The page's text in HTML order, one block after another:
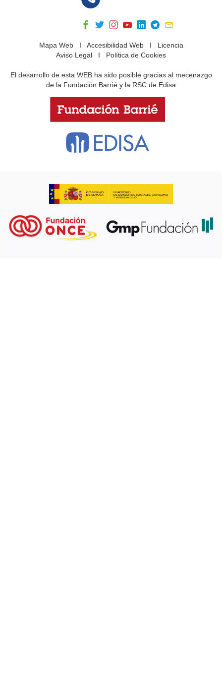
Mapa WebI Accesibilidad WebI Licencia
Aviso Legal I Política de Cookies
El desarrollo de esta WEB ha sido posible gracias al mecenazgo
de la Fundación Barrié y la RSC de Edisa